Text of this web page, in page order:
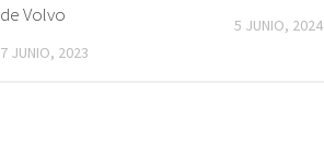
de Volvo
7 JUNIO, 2023
5 JUNIO, 2024